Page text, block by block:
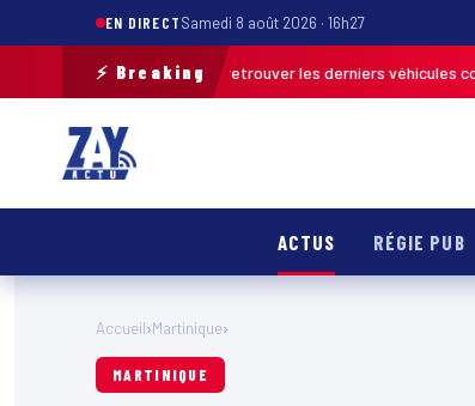
EN DIRECTSamedi 8 août 2026 · 16h27
⚡ Breaking
de terrain pour retrouver les derniers véhicules concernés
ACTUS RÉGIE PUB
Accueil›Martinique›
MARTINIQUE